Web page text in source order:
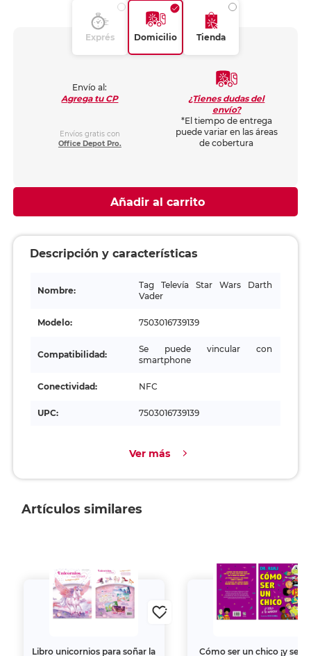
Exprés Domicilio Tienda
Envío al:
Agrega tu CP
Envíos gratis con
Office Depot Pro.
¿Tienes dudas del
envío?
*El tiempo de entrega
puede variar en las áreas
de cobertura
Añadir al carrito
Descripción y características
Nombre:
Tag Televía Star Wars Darth
Vader
Modelo: 7503016739139
Compatibilidad:
Se puede vincular con
smartphone
Conectividad: NFC
UPC: 7503016739139
Ver más
Artículos similares
Libro unicornios para soñar la
Cómo ser un chico ¡y serlo